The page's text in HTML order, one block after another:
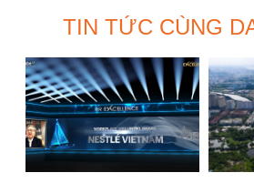
TIN TỨC CÙNG